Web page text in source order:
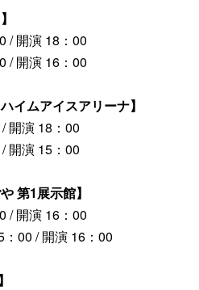
/ 開演 18：00
/ 開演 16：00
イムアイスアリーナ】
開演 18：00
開演 15：00
第1展示館】
/ 開演 16：00
00 / 開演 16：00